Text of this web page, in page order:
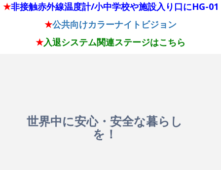
★非接触赤外線温度計/小中学校や施設入り口にHG-01
★公共向けカラーナイトビジョン
★入退システム関連ステージはこちら
世界中に安心・安全な暮らし
を！